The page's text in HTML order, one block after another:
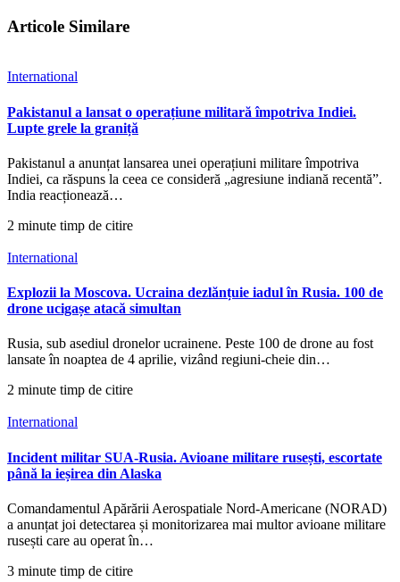
Articole Similare
International
Pakistanul a lansat o operațiune militară împotriva Indiei.
Lupte grele la graniță
Pakistanul a anunțat lansarea unei operațiuni militare împotriva
Indiei, ca răspuns la ceea ce consideră „agresiune indiană recentă”.
India reacționează…
2 minute timp de citire
International
Explozii la Moscova. Ucraina dezlănțuie iadul în Rusia. 100 de
drone ucigașe atacă simultan
Rusia, sub asediul dronelor ucrainene. Peste 100 de drone au fost
lansate în noaptea de 4 aprilie, vizând regiuni-cheie din…
2 minute timp de citire
International
Incident militar SUA-Rusia. Avioane militare rusești, escortate
până la ieșirea din Alaska
Comandamentul Apărării Aerospatiale Nord-Americane (NORAD)
a anunțat joi detectarea și monitorizarea mai multor avioane militare
rusești care au operat în…
3 minute timp de citire